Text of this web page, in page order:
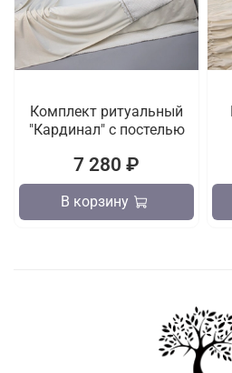
Комплект ритуальный
"Кардинал" с постелью
7 280 ₽
В корзину